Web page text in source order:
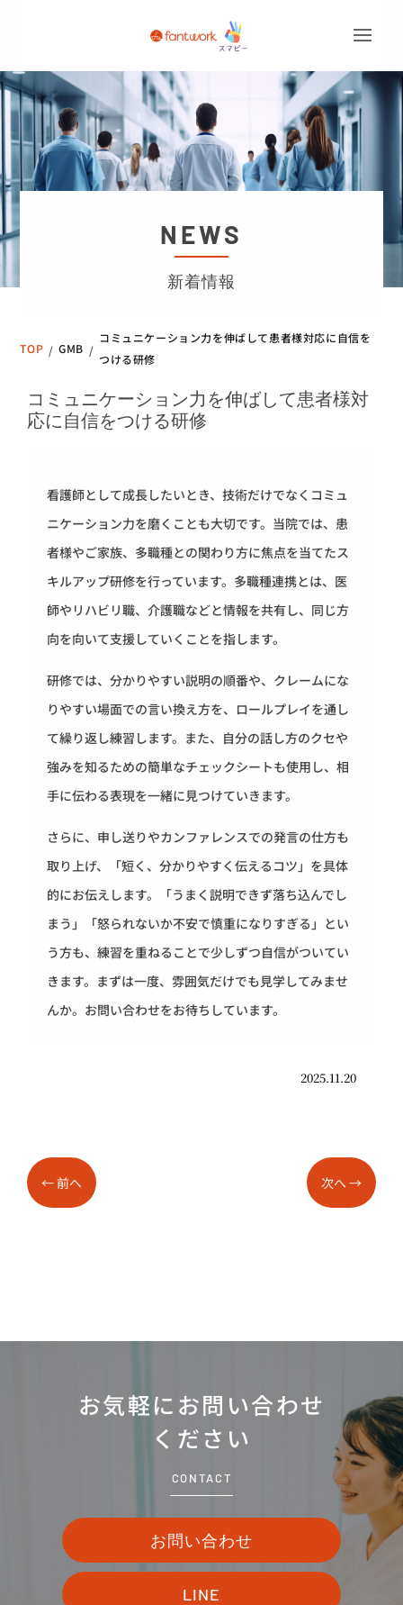
NEWS
新着情報
TOP / GMB /
コミュニケーション力を伸ばして患者様対応に自信を
つける研修
コミュニケーション力を伸ばして患者様対
応に自信をつける研修
看護師として成長したいとき、技術だけでなくコミュ
ニケーション力を磨くことも大切です。当院では、患
者様やご家族、多職種との関わり方に焦点を当てたス
キルアップ研修を行っています。多職種連携とは、医
師やリハビリ職、介護職などと情報を共有し、同じ方
向を向いて支援していくことを指します。
研修では、分かりやすい説明の順番や、クレームにな
りやすい場面での言い換え方を、ロールプレイを通し
て繰り返し練習します。また、自分の話し方のクセや
強みを知るための簡単なチェックシートも使用し、相
手に伝わる表現を一緒に見つけていきます。
さらに、申し送りやカンファレンスでの発言の仕方も
取り上げ、「短く、分かりやすく伝えるコツ」を具体
的にお伝えします。「うまく説明できず落ち込んでし
まう」「怒られないか不安で慎重になりすぎる」とい
う方も、練習を重ねることで少しずつ自信がついてい
きます。まずは一度、雰囲気だけでも見学してみませ
んか。お問い合わせをお待ちしています。
2025.11.20
←前へ 次へ →
お気軽にお問い合わせ
ください
CONTACT
お問い合わせ
LINE